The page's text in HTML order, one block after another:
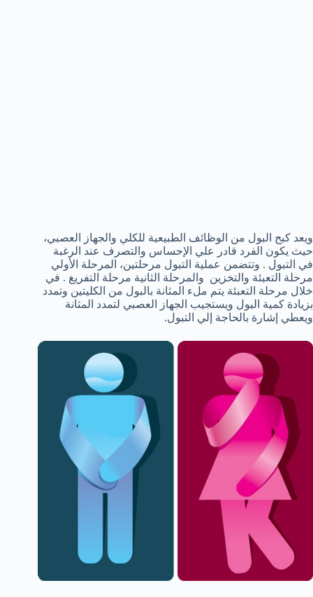
ويعد كبح البول من الوظائف الطبيعية للكلي والجهاز العصبي،
حيث يكون الفرد قادر علي الإحساس والتصرف عند الرغبة
في التبول . وتتضمن عملية التبول مرحلتين، المرحلة الأولي
مرحلة التعبئة والتخزين والمرحلة الثانية مرحلة التفريغ . في
خلال مرحلة التعبئة يتم ملء المثانة بالبول من الكليتين وتمدد
بزيادة كمية البول ويستجيب الجهاز العصبي لتمدد المثانة
ويعطي إشارة بالحاجة إلي التبول.